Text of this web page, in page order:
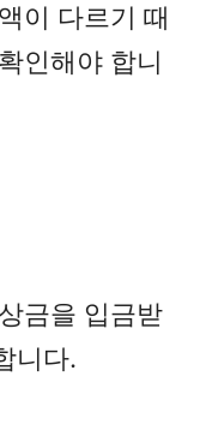
이 다르기 때
인해야 합니
금을 입금받
니다.